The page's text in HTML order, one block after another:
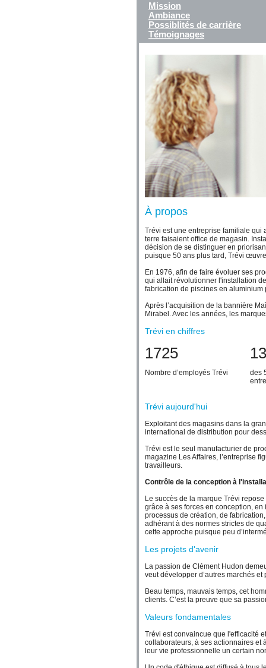
Mission
Ambiance
Possiblités de carrière
Témoignages
À propos
Trévi est une entreprise familiale qui
terre faisaient office de magasin.
décision de se distinguer en
puisque 50 ans plus tard, Trévi
En 1976, afin de faire évoluer ses
qui allait révolutionner l'installation
fabrication de piscines en
Après l’acquisition de la bannière
Mirabel. Avec les années, les
Trévi en chiffres
1725
Nombre d’employés Trévi
des
Trévi aujourd'hui
Exploitant des magasins dans la
international de distribution pour
Trévi est le seul manufacturier de
magazine Les Affaires, l’entreprise
travailleurs.
Contrôle de la conception à
Le succès de la marque Trévi
grâce à ses forces en conception,
processus de création, de
adhérant à des normes strictes de
cette approche puisque peu
Les projets d'avenir
La passion de Clément Hudon
veut développer d’autres marchés
Beau temps, mauvais temps, cet
clients. C’est la preuve que sa
Valeurs fondamentales
Trévi est convaincue que l'efficacité
collaborateurs, à ses actionnaires et
leur vie professionnelle un certain